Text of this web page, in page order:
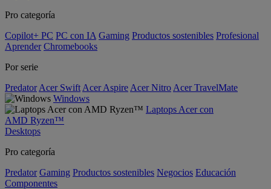
Pro categoría
Copilot+ PC PC con IA Gaming Productos sostenibles Profesional
Aprender Chromebooks
Por serie
Predator Acer Swift Acer Aspire Acer Nitro Acer TravelMate
Windows
Laptops Acer con
AMD Ryzen™
Desktops
Pro categoría
Predator Gaming Productos sostenibles Negocios Educación
Componentes